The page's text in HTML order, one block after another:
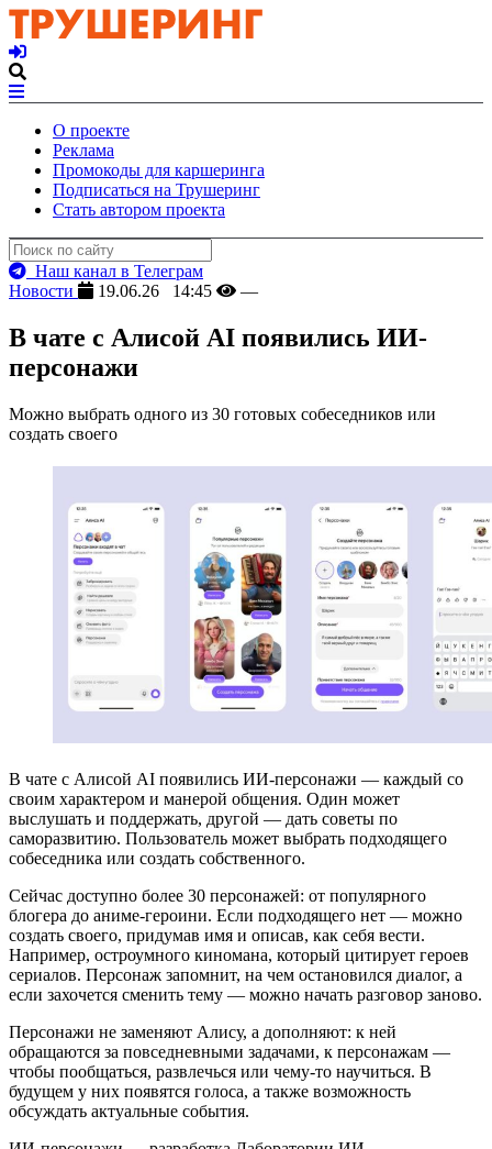
О проекте
Реклама
Промокоды для каршеринга
Подписаться на Трушеринг
Стать автором проекта
Наш канал в Телеграм
Новости
19.06.26 14:45 —
В чате с Алисой AI появились ИИ-
персонажи
Можно выбрать одного из 30 готовых собеседников или
создать своего
В чате с Алисой AI появились ИИ-персонажи — каждый со
своим характером и манерой общения. Один может
выслушать и поддержать, другой — дать советы по
саморазвитию. Пользователь может выбрать подходящего
собеседника или создать собственного.
Сейчас доступно более 30 персонажей: от популярного
блогера до аниме-героини. Если подходящего нет — можно
создать своего, придумав имя и описав, как себя вести.
Например, остроумного киномана, который цитирует героев
сериалов. Персонаж запомнит, на чем остановился диалог, а
если захочется сменить тему — можно начать разговор заново.
Персонажи не заменяют Алису, а дополняют: к ней
обращаются за повседневными задачами, к персонажам —
чтобы пообщаться, развлечься или чему-то научиться. В
будущем у них появятся голоса, а также возможность
обсуждать актуальные события.